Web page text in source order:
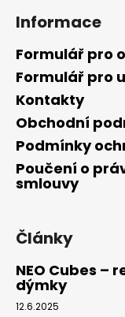
Informace
Formulář pro
Formulář pro
Kontakty
Obchodní
Podmínky
Poučení o
smlouvy
Články
NEO Cubes –
dýmky
12.6.2025